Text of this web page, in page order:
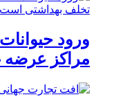
ورود
مراکز